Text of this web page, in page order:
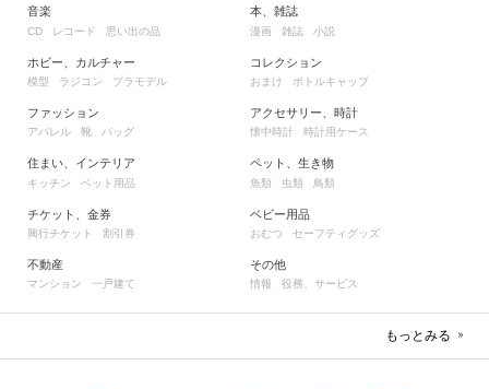
音楽
CD レコード 思い出の品
ホビー、カルチャー
模型 ラジコン プラモデル
ファッション
アパレル 靴 バッグ
住まい、インテリア
キッチン ペット用品
チケット、金券
興行チケット 割引券
不動産
マンション 一戸建て
本、雑誌
漫画 雑誌 小説
コレクション
おまけ ボトルキャップ
アクセサリー、時計
懐中時計 時計用ケース
ペット、生き物
魚類 虫類 鳥類
ベビー用品
おむつ セーフティグッズ
その他
情報 役務、サービス
もっとみる